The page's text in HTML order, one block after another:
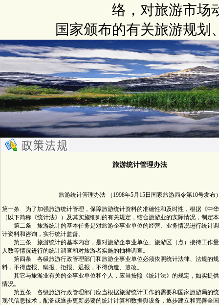
络，对旅游市场
国家颁布的有关旅游规划
旅游统计管理办法
旅游统计管理办法 （1998年5月15日国家旅游局令第10号发布
第一条 为了加强旅游统计管理，保障旅游统计资料的准确性和及时性，根据《中
（以下简称《统计法》）及其实施细则的有关规定，结合旅游业的实际情况，制定
第二条 旅游统计的基本任务是对旅游企事业单位的经营、业务情况进行统计调
计资料和咨询，实行统计监督。
第三条 旅游统计的基本内容，是对旅游企事业单位、旅游区（点）接待工作量
人数等情况进行的统计调查和对旅游者实施的抽样调查。
第四条 各级旅游行政管理部门和旅游企事业单位必须依照统计法律、法规的规
料，不得虚报、瞒报、拒报、迟报，不得伪造、篡改。
其它与旅游业有关的企事业单位和个人，应当按照《统计法》的规定，如实提
情况。
第五条 各级旅游行政管理部门应当根据旅游统计工作的需要和国家旅游局的统
现代信息技术，配备或逐步更新必要的统计计算和数据舆设备，逐步建立和完善全